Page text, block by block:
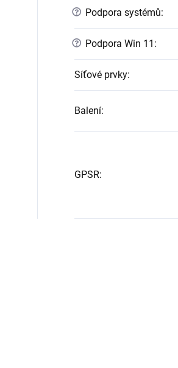
? Podpora systémů:
? Podpora Win 11 :
Síťové prvky:
Balení:
GPSR: